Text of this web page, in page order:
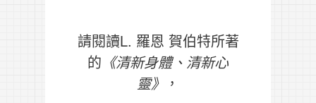
請閱讀L. 羅恩 賀伯特所著
的 《清新身體、清新心
靈》 ，